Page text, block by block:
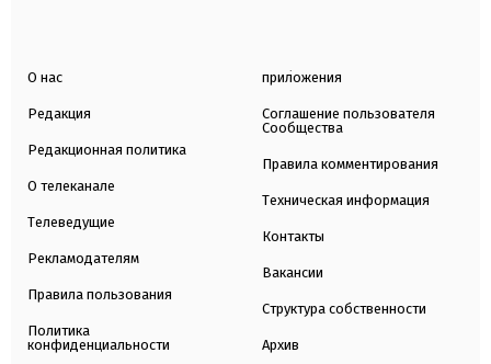
О нас
Редакция
Редакционная политика
О телеканале
Телеведущие
Рекламодателям
Правила пользования
Политика
конфиденциальности
приложения
Соглашение пользователя
Сообщества
Правила комментирования
Техническая информация
Контакты
Вакансии
Структура собственности
Архив